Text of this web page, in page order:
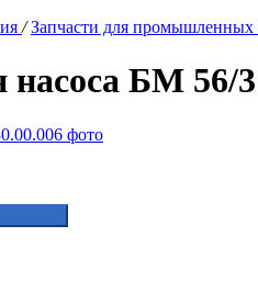
/ Запчасти для промышленных
БМ 56/